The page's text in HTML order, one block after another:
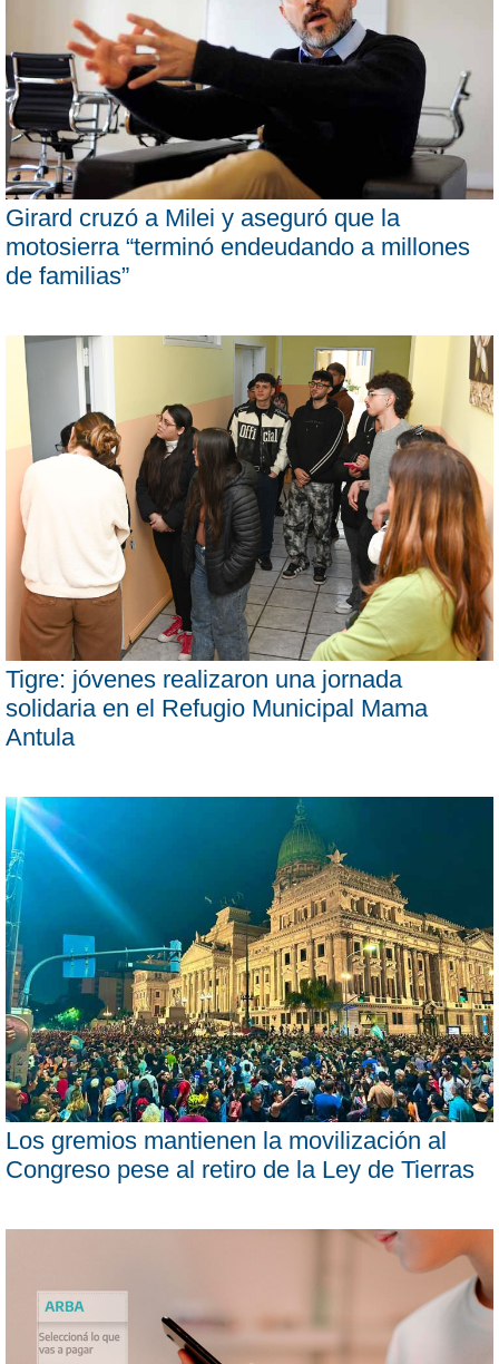
Girard cruzó a Milei y aseguró que la
motosierra “terminó endeudando a millones
de familias”
Tigre: jóvenes realizaron una jornada
solidaria en el Refugio Municipal Mama
Antula
Los gremios mantienen la movilización al
Congreso pese al retiro de la Ley de Tierras